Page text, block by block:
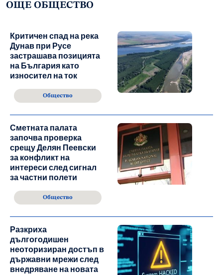
ОЩЕ ОБЩЕСТВО
Критичен спад на река
Дунав при Русе
застрашава позицията
на България като
износител на ток
Общество
Сметната палата
започва проверка
срещу Делян Пеевски
за конфликт на
интереси след сигнал
за частни полети
Общество
Разкриха
дългогодишен
неоторизиран достъп в
държавни мрежи след
внедряване на новата